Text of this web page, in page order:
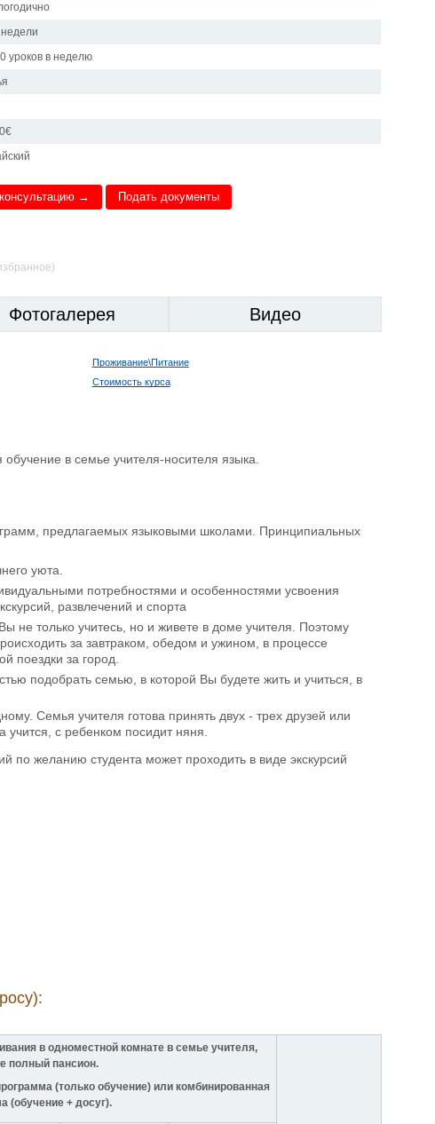
уроков в неделю
→ Подать документы
Фотогалерея Видео
Проживание\Питание
Стоимость курса
в семье учителя-носителя языка.
предлагаемых языковыми школами. Принципиальных
уюта.
потребностями и особенностями усвоения
развлечений и спорта
не только учитесь, но и живете в доме учителя. Поэтому
за завтраком, обедом и ужином, в процессе
поездки за город.
подобрать семью, в которой Вы будете жить и учиться, в
Семья учителя готова принять двух - трех друзей или
с ребенком посидит няня.
по желанию студента может проходить в виде экскурсий
в одноместной комнате в семье учителя,
полный пансион.
(только обучение) или комбинированная
(обучение + досуг).